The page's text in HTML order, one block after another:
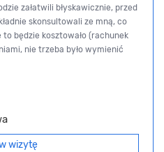
załatwili błyskawicznie, przed
skonsultowali ze mną, co
będzie kosztowało (rachunek
nie trzeba było wymienić
wizytę